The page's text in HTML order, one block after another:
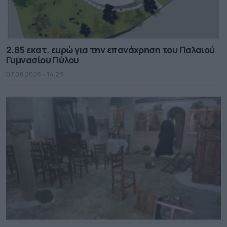
2.85 εκατ. ευρώ για την επανάχρηση του Παλαιού
Γυμνασίου Πύλου
07.08.2026 - 14.23